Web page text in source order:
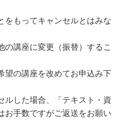
もってキャンセルとはみな
講座に変更（振替）するこ
の講座を改めてお申込み下
した場合、「テキスト・資
お手数ですがご返送をお願い